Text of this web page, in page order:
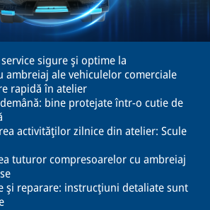
sigure şi optime la
ambreiaj ale vehiculelor comerciale
rapidă în atelier
bine protejate într-o cutie de
activităţilor zilnice din atelier: Scule
tuturor compresoarelor cu ambreiaj
şi reparare: instrucţiuni detaliate sunt